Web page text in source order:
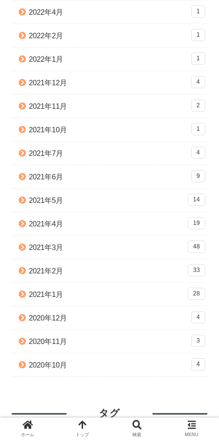
2022年4月 1
2022年2月 1
2022年1月 1
2021年12月 4
2021年11月 2
2021年10月 1
2021年7月 4
2021年6月 9
2021年5月 14
2021年4月 19
2021年3月 48
2021年2月 33
2021年1月 28
2020年12月 4
2020年11月 3
2020年10月 4
タグ
React CSS 12 8
ホーム トップ 検索 MENU